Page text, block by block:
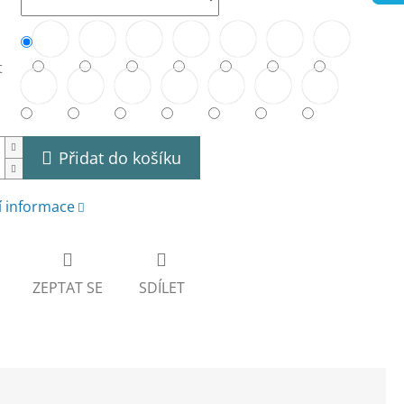
Přidat do košíku
informace
ZEPTAT SE SDÍLET